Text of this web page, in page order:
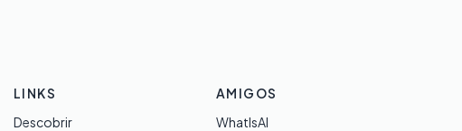
LINKS
Descobrir
AMIGOS
WhatIsAI